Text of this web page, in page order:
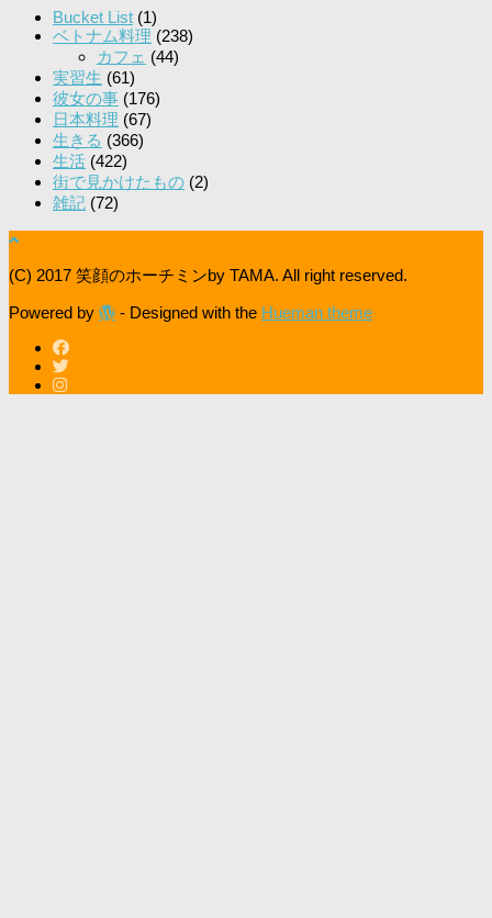
Bucket List (1)
ベトナム料理 (238)
カフェ (44)
実習生 (61)
彼女の事 (176)
日本料理 (67)
生きる (366)
生活 (422)
街で見かけたもの (2)
雑記 (72)
(C) 2017 笑顔のホーチミンby TAMA. All right reserved.
Powered by - Designed with the Hueman theme